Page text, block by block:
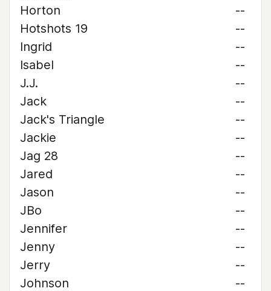
Horton
--
Hotshots 19
--
Ingrid
--
Isabel
--
J.J.
--
Jack
--
Jack's Triangle
--
Jackie
--
Jag 28
--
Jared
--
Jason
--
JBo
--
Jennifer
--
Jenny
--
Jerry
--
Johnson
--